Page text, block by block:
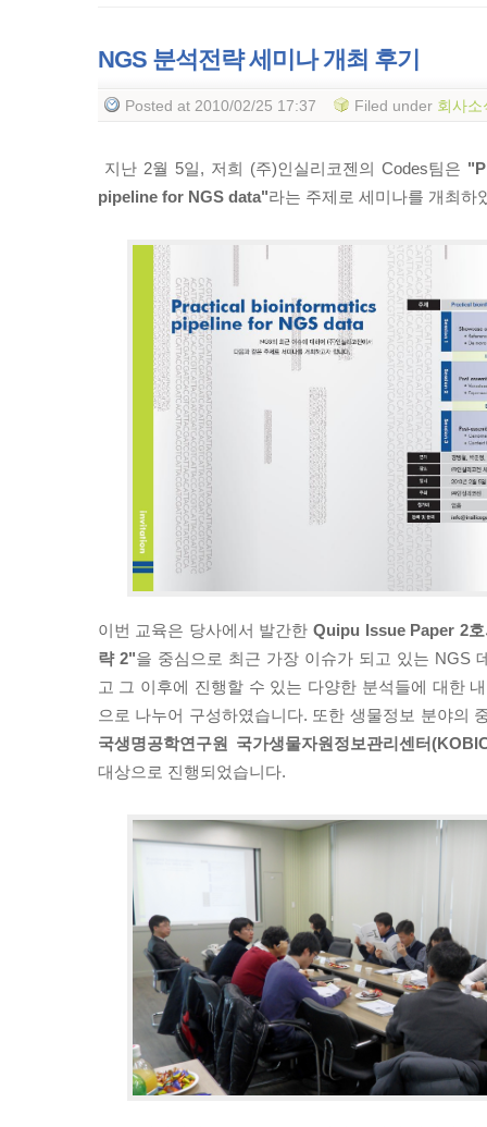
NGS 분석전략 세미나 개최 후기
Posted at 2010/02/25 17:37 Filed under 회사소
지난 2월 5일, 저희 (주)인실리코젠의 Codes팀은
pipeline for NGS data"라는 주제로 세미나를 개최하
이번 교육은 당사에서 발간한 Quipu Issue Paper 2
략 2"을 중심으로 최근 가장 이슈가 되고 있는 NGS
고 그 이후에 진행할 수 있는 다양한 분석들에 대한
으로 나누어 구성하였습니다. 또한 생물정보 분야의
국생명공학연구원 국가생물자원정보관리센터
대상으로 진행되었습니다.